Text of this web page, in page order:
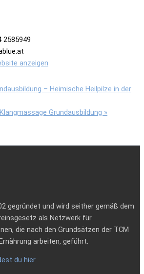
2585949
anzeigen
– Heimische Heilpilze in der
Grundausbildung »
gegründet und wird seither gemäß dem
als Netzwerk für
die nach den Grundsätzen der TCM
arbeiten, geführt.
du hier.